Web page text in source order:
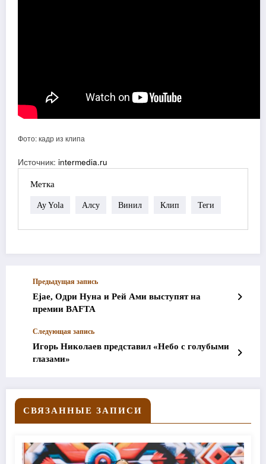
Фото: кадр из клипа
Источник: intermedia.ru
Метка
Ay Yola Алсу Винил Клип Теги
Предыдущая запись
Ejae, Одри Нуна и Рей Ами выступят на
премии BAFTA
Следующая запись
Игорь Николаев представил «Небо с голубыми
глазами»
СВЯЗАННЫЕ ЗАПИСИ